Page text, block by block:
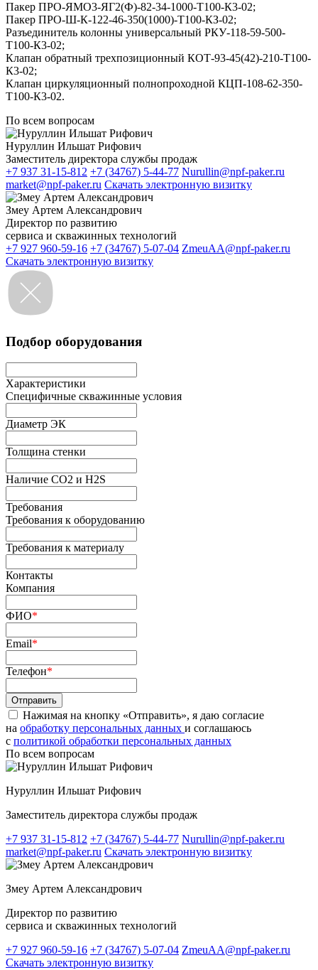
Пакер ПРО-ЯМО3-ЯГ2(Ф)-82-34-1000-Т100-К3-02;
Пакер ПРО-Ш-К-122-46-350(1000)-Т100-КЗ-02;
Разъединитель колонны универсальный РКУ-118-59-500-
Т100-К3-02;
Клапан обратный трехпозиционный КОТ-93-45(42)-210-Т100-
К3-02;
Клапан циркуляционный полнопроходной КЦП-108-62-350-
Т100-К3-02.
По всем вопросам
Нуруллин Ильшат Рифович
Заместитель директора службы продаж
+7 937 31-15-812 +7 (34767) 5-44-77 Nurullin@npf-paker.ru
market@npf-paker.ru Скачать электронную визитку
Змеу Артем Александрович
Директор по развитию
сервиса и скважинных технологий
+7 927 960-59-16 +7 (34767) 5-07-04 ZmeuAA@npf-paker.ru
Скачать электронную визитку
Подбор оборудования
Характеристики
Специфичные скважинные условия
Диаметр ЭК
Толщина стенки
Наличие СО2 и H2S
Требования
Требования к оборудованию
Требования к материалу
Контакты
Компания
ФИО*
Email*
Телефон*
Нажимая на кнопку «Отправить», я даю согласие
на обработку персональных данных и соглашаюсь
c политикой обработки персональных данных
По всем вопросам
Нуруллин Ильшат Рифович
Заместитель директора службы продаж
+7 937 31-15-812 +7 (34767) 5-44-77 Nurullin@npf-paker.ru
market@npf-paker.ru Скачать электронную визитку
Змеу Артем Александрович
Директор по развитию
сервиса и скважинных технологий
+7 927 960-59-16 +7 (34767) 5-07-04 ZmeuAA@npf-paker.ru
Скачать электронную визитку